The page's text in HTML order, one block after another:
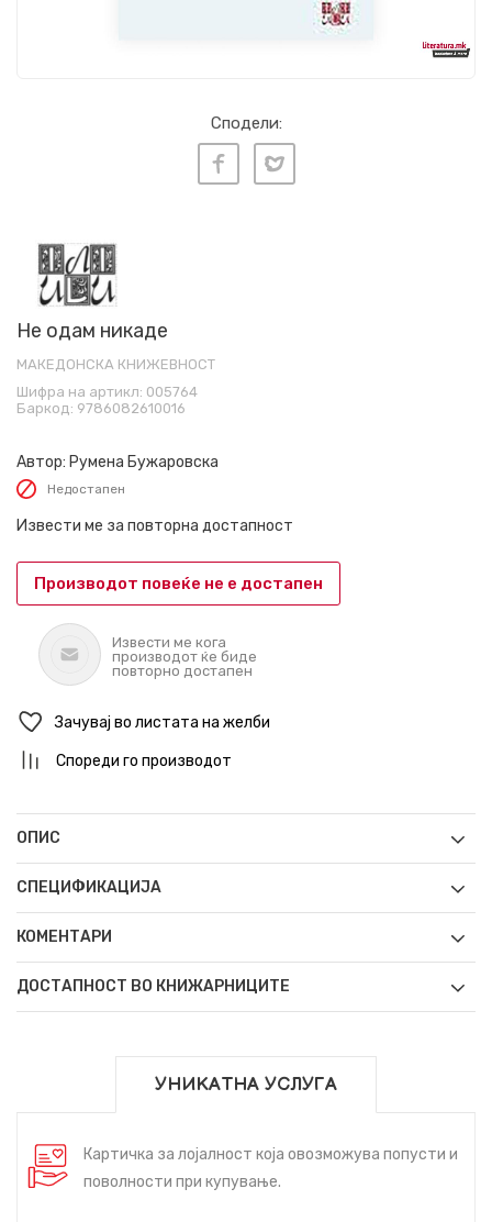
Сподели:
Не одам никаде
МАКЕДОНСКА КНИЖЕВНОСТ
Шифра на артикл: 005764
Баркод: 9786082610016
Автор: Румена Бужаровска
Недостапен
Извести ме за повторна достапност
Производот повеќе не е достапен
Извести ме кога
производот ќе биде
повторно достапен
Зачувај во листата на желби
Спореди го производот
ОПИС
СПЕЦИФИКАЦИЈА
КОМЕНТАРИ
ДОСТАПНОСТ ВО КНИЖАРНИЦИТЕ
УНИКАТНА УСЛУГА
Картичка за лојалност која овозможува попусти и
поволности при купување.